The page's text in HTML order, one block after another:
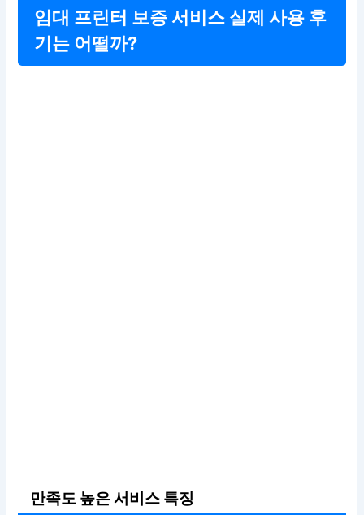
임대 프린터 보증 서비스 실제 사용 후
기는 어떨까?
만족도 높은 서비스 특징